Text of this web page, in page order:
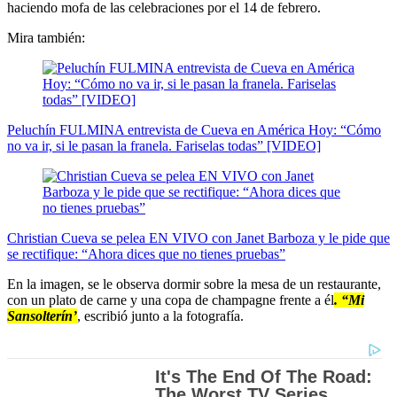
haciendo mofa de las celebraciones por el 14 de febrero.
Mira también:
Peluchín FULMINA entrevista de Cueva en América Hoy: “Cómo
no va ir, si le pasan la franela. Fariselas todas” [VIDEO]
Christian Cueva se pelea EN VIVO con Janet Barboza y le pide que
se rectifique: “Ahora dices que no tienes pruebas”
En la imagen, se le observa dormir sobre la mesa de un restaurante,
con un plato de carne y una copa de champagne frente a él. “Mi
Sansolterín’, escribió junto a la fotografía.